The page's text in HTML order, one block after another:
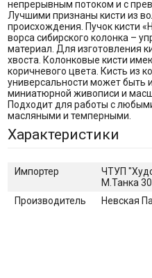
непрерывным потоком и с
Лучшими признаны кисти из
происхождения. Пучок кисти
ворса сибирского колонка –
материал. Для изготовления
хвоста. Колонковые кисти
коричневого цвета. Кисть из
универсальности может быть
миниатюрной живописи и
Подходит для работы с
масляными и темперными.
Характеристики
Импортер
ЧТУП
М.Танка
Производитель
Невская